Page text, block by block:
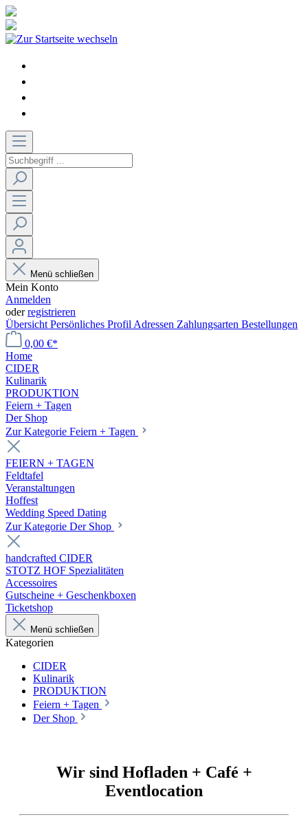
Menü schließen
Mein Konto
Anmelden
oderregistrieren
Übersicht Persönliches Profil Adressen Zahlungsarten Bestellungen
0,00 €*
Home
CIDER
Kulinarik
PRODUKTION
Feiern + Tagen
Der Shop
Zur Kategorie Feiern + Tagen
FEIERN + TAGEN
Feldtafel
Veranstaltungen
Hoffest
Wedding Speed Dating
Zur Kategorie Der Shop
handcrafted CIDER
STOTZ HOF Spezialitäten
Accessoires
Gutscheine + Geschenkboxen
Ticketshop
Menü schließen
Kategorien
CIDER
Kulinarik
PRODUKTION
Feiern + Tagen
Der Shop
Wir sind Hofladen + Café +
Eventlocation